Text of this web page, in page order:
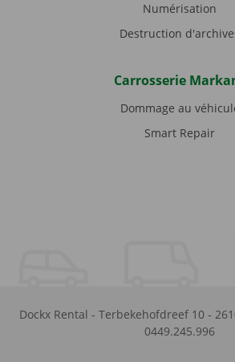
Numérisation
Destruction
Carrosserie
Dommage au
Smart Repair
Dockx Rental - Terbekehofdreef 10 -
0449.245.996